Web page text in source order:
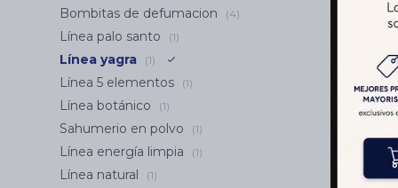
Bombitas de defumacion (4)
Línea palo santo (1)
Línea yagra (1)
Línea 5 elementos (1)
Línea botánico (1)
Sahumerio en polvo (1)
Línea energía limpia (1)
Línea natural (1)